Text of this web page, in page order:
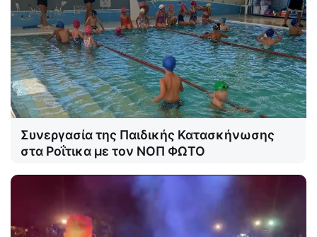
Συνεργασία της Παιδικής Κατασκήνωσης
στα Ροΐτικα με τον ΝΟΠ ΦΩΤΟ